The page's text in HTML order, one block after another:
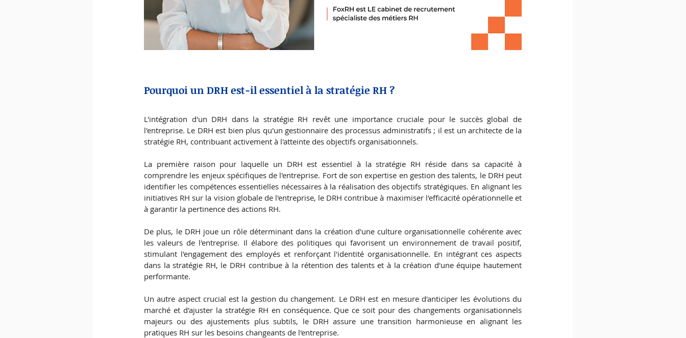
Pourquoi un DRH est-il essentiel à la stratégie RH ?
L'intégration d'un DRH dans la stratégie RH revêt une importance cruciale pour le succès global de
l'entreprise. Le DRH est bien plus qu'un gestionnaire des processus administratifs ; il est un architecte de la
stratégie RH, contribuant activement à l'atteinte des objectifs organisationnels.
La première raison pour laquelle un DRH est essentiel à la stratégie RH réside dans sa capacité à
comprendre les enjeux spécifiques de l'entreprise. Fort de son expertise en gestion des talents, le DRH peut
identifier les compétences essentielles nécessaires à la réalisation des objectifs stratégiques. En alignant les
initiatives RH sur la vision globale de l'entreprise, le DRH contribue à maximiser l'efficacité opérationnelle et
à garantir la pertinence des actions RH.
De plus, le DRH joue un rôle déterminant dans la création d'une culture organisationnelle cohérente avec
les valeurs de l'entreprise. Il élabore des politiques qui favorisent un environnement de travail positif,
stimulant l'engagement des employés et renforçant l'identité organisationnelle. En intégrant ces aspects
dans la stratégie RH, le DRH contribue à la rétention des talents et à la création d'une équipe hautement
performante.
Un autre aspect crucial est la gestion du changement. Le DRH est en mesure d'anticiper les évolutions du
marché et d'ajuster la stratégie RH en conséquence. Que ce soit pour des changements organisationnels
majeurs ou des ajustements plus subtils, le DRH assure une transition harmonieuse en alignant les
pratiques RH sur les besoins changeants de l'entreprise.